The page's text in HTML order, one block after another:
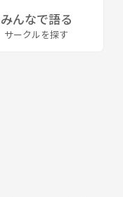
みんなで語る
サークルを探す